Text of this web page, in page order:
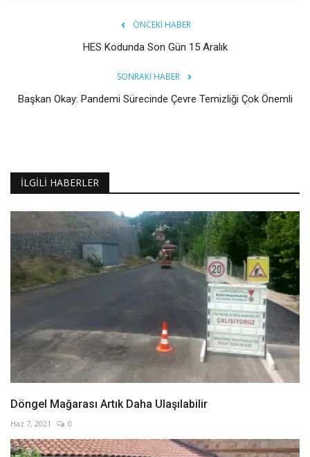
ÖNCEKI HABER
HES Kodunda Son Gün 15 Aralık
SONRAKI HABER
Başkan Okay: Pandemi Sürecinde Çevre Temizliği Çok Önemli
İLGILI HABERLER
Döngel Mağarası Artık Daha Ulaşılabilir
Haz 7, 2021 0